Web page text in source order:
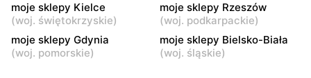
moje sklepy
Hyżne, ul. Hyżne 100
moje sklepy
Jarosław, ul. Pełkińska 147
moje sklepy Kielce
(woj. świętokrzyskie)
moje sklepy Rzeszów
(woj. podkarpackie)
moje sklepy Gdynia
(woj. pomorskie)
moje sklepy Bielsko-Biała
(woj. śląskie)